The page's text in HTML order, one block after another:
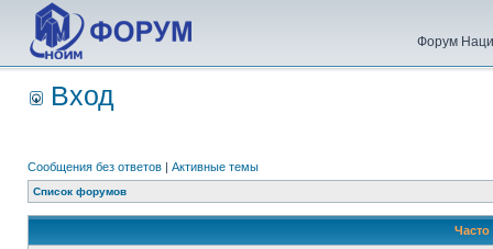
Форум
Вход
Сообщения без ответов | Активные темы
Список форумов